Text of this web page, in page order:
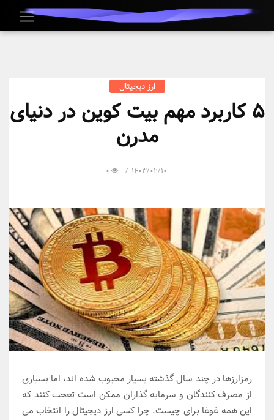
ارز دیجیتال
5 کاربرد مهم بیت کوین در دنیای
مدرن
1403/02/10
رمزارزها در چند سال گذشته بسیار محبوب شده اند، اما بسیاری
از مصرف کنندگان و سرمایه گذاران ممکن است تعجب کنند که
این همه غوغا برای چیست. چرا کسی ارز دیجیتال را انتخاب می